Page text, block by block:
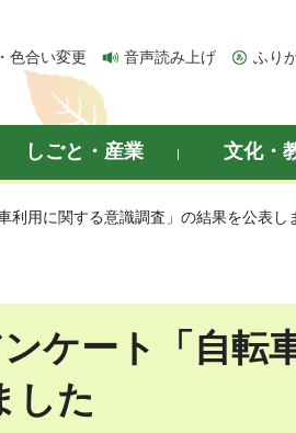
色合い変更 音声読み上げ ふり
しごと・産業 文化・
利用に関する意識調査」の結果を公表し
ケート「自転
した